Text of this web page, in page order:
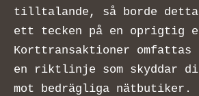
tilltalande, så borde
ett tecken på en oprigtig
Korttransaktioner omfattas
en riktlinje som skyddar
mot bedrägliga nätbutiker.